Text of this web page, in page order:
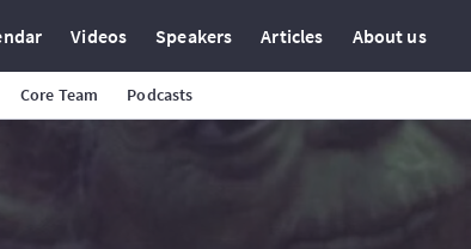
Videos Speakers Articles About us
Core Team Podcasts